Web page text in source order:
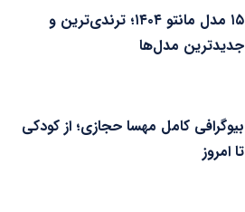
۱۵ مدل مانتو ۱۴۰۴؛ ترندی‌ترین و
جدیدترین مدل‌ها
بیوگرافی کامل مهسا حجازی؛ از کودکی
تا امروز